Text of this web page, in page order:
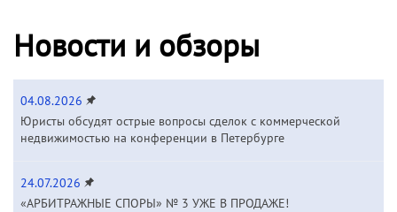
Новости и обзоры
04.08.2026
Юристы обсудят острые вопросы сделок с коммерческой
недвижимостью на конференции в Петербурге
24.07.2026
«АРБИТРАЖНЫЕ СПОРЫ» № 3 УЖЕ В ПРОДАЖЕ!